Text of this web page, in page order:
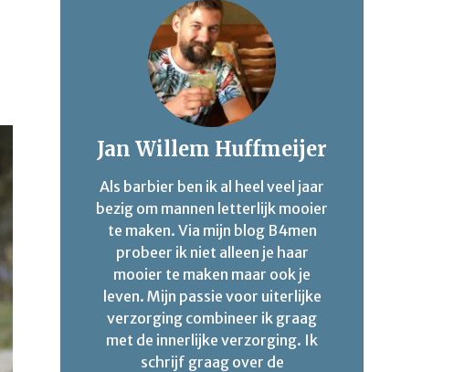
Jan Willem Huffmeijer
Als barbier ben ik al heel veel jaar
bezig om mannen letterlijk mooier
te maken. Via mijn blog B4men
probeer ik niet alleen je haar
mooier te maken maar ook je
leven. Mijn passie voor uiterlijke
verzorging combineer ik graag
met de innerlijke verzorging. Ik
schrijf graag over de